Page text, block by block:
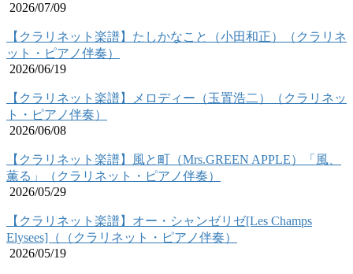
2026/07/09
【クラリネット楽譜】たしかなこと（小田和正）（クラリネ
ット・ピアノ伴奏）
2026/06/19
【クラリネット楽譜】メロディー（玉置浩二）（クラリネッ
ト・ピアノ伴奏）
2026/06/08
【クラリネット楽譜】風と町（Mrs.GREEN APPLE）「風、
薫る」（クラリネット・ピアノ伴奏）
2026/05/29
【クラリネット楽譜】オー・シャンゼリゼ[Les Champs
Elysees]（（クラリネット・ピアノ伴奏）
2026/05/19